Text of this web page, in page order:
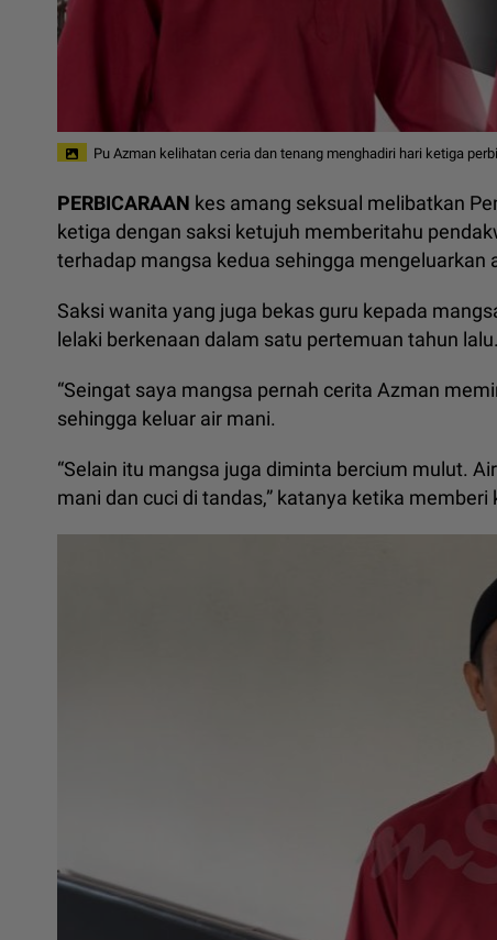
Pu Azman kelihatan ceria dan tenang menghadiri hari ketiga
PERBICARAAN kes amang seksual melibatkan
ketiga dengan saksi ketujuh memberitahu
terhadap mangsa kedua sehingga mengeluarkan
Saksi wanita yang juga bekas guru kepada
lelaki berkenaan dalam satu pertemuan tahun lalu.
“Seingat saya mangsa pernah cerita Azman
sehingga keluar air mani.
“Selain itu mangsa juga diminta bercium mulut.
mani dan cuci di tandas,” katanya ketika memberi